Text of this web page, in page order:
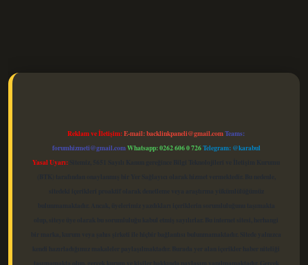
Reklam ve İletişim:E-mail:backlinkpaneli@gmail.comTeams:
forumhizmeti@gmail.comWhatsapp: 0262 606 0 726Telegram: @karabul
Yasal Uyarı: